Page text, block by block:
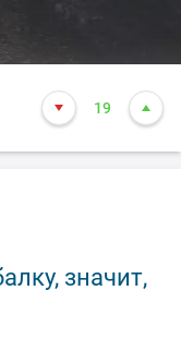
19
значит,